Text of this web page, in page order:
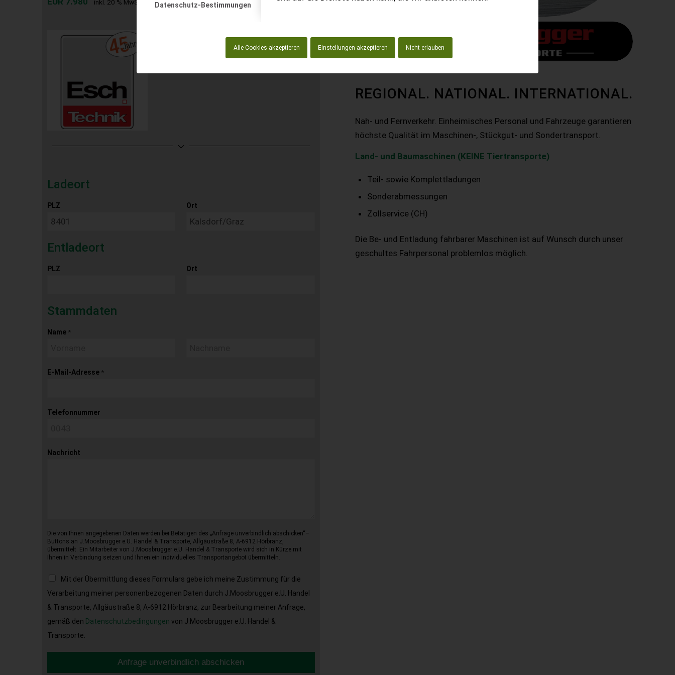
Datenschutz-Bestimmungen
Alle Cookies akzeptieren Einstellungen akzeptieren Nicht erlauben
inkl. 20 % MwSt.
Ladeort
PLZ Ort
Entladeort
PLZ Ort
Stammdaten
Name *
E-Mail-Adresse *
Telefonnummer
Nachricht
Die von Ihnen angegebenen Daten werden bei Betätigen des „Anfrage unverbindlich abschicken“–
Buttons an J.Moosbrugger e.U. Handel & Transporte, Allgäustraße 8, A-6912 Hörbranz,
übermittelt. Ein Mitarbeiter von J.Moosbrugger e.U. Handel & Transporte wird sich in Kürze mit
Ihnen in Verbindung setzen und Ihnen ein individuelles Transportangebot übermitteln.
Mit der Übermittlung dieses Formulars gebe ich meine Zustimmung für die
Verarbeitung meiner personenbezogenen Daten durch J.Moosbrugger e.U. Handel
& Transporte, Allgäustraße 8, A-6912 Hörbranz, zur Bearbeitung meiner Anfrage,
gemäß den Datenschutzbedingungen von J.Moosbrugger e.U. Handel &
Transporte.
Anfrage unverbindlich abschicken
REGIONAL. NATIONAL. INTERNATIONAL.
Nah- und Fernverkehr. Einheimisches Personal und Fahrzeuge garantieren
höchste Qualität im Maschinen-, Stückgut- und Sondertransport.
Land- und Baumaschinen (KEINE Tiertransporte)
Teil- sowie Komplettladungen
Sonderabmessungen
Zollservice (CH)
Die Be- und Entladung fahrbarer Maschinen ist auf Wunsch durch unser
geschultes Fahrpersonal problemlos möglich.